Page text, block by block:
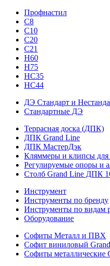
Профнастил
С8
С10
С20
С21
H60
H75
HС35
НС44
ДЭ Стандарт и
Стандартные ДЭ
Террасная доска (ДПК)
ДПК Grand Line
ДПК МастерДэк
Кляммеры и клипсы
Регулируемые опоры и
Столб Grand Line ДПК
Инструмент
Инструменты по бренду
Инструменты по видам
Оборудование
Софиты Металл и ПВХ
Софит виниловый
Софиты металлические